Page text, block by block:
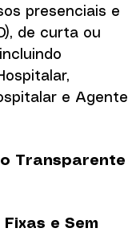
presenciais e
de curta ou
e Agente
Transparente
e Sem